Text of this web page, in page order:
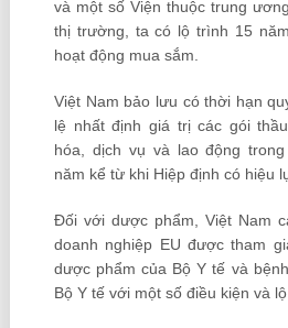
và một số Viện thuộc trung
thị trường, ta có lộ trình 15
hoạt động mua sắm.
Việt Nam bảo lưu có thời hạn
lệ nhất định giá trị các gói
hóa, dịch vụ và lao động
năm kể từ khi Hiệp định có hiệu
Đối với dược phẩm, Việt Nam
doanh nghiệp EU được tham
dược phẩm của Bộ Y tế và
Bộ Y tế với một số điều kiện và